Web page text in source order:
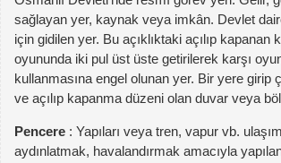
sağlayan yer, kaynak veya imkân. Devlet
için gidilen yer. Bu açıklıktaki açılıp kapanan
oyununda iki pul üst üste getirilerek karşı
kullanmasına engel olunan yer. Bir yere girip
ve açılıp kapanma düzeni olan duvar veya
Pencere : Yapıları veya tren, vapur vb.
aydınlatmak, havalandırmak amacıyla